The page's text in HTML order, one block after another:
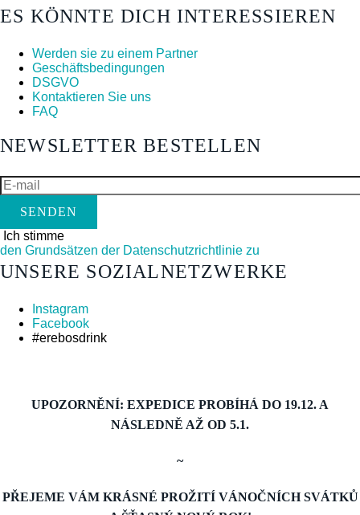
ES KÖNNTE DICH INTERESSIEREN
Werden sie zu einem Partner
Geschäftsbedingungen
DSGVO
Kontaktieren Sie uns
FAQ
NEWSLETTER BESTELLEN
E-
mail
Ich stimme
den Grundsätzen der Datenschutzrichtlinie zu
UNSERE SOZIALNETZWERKE
Instagram
Facebook
#erebosdrink
UPOZORNĚNÍ: EXPEDICE PROBÍHÁ DO 19.12. A
NÁSLEDNĚ AŽ OD 5.1.
~
PŘEJEME VÁM KRÁSNÉ PROŽITÍ VÁNOČNÍCH SVÁTKŮ